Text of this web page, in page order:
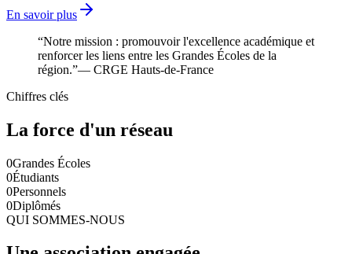
En savoir plus
“Notre mission : promouvoir l'excellence académique et
renforcer les liens entre les Grandes Écoles de la
région.”— CRGE Hauts-de-France
Chiffres clés
La force d'un réseau
0Grandes Écoles
0Étudiants
0Personnels
0Diplômés
QUI SOMMES-NOUS